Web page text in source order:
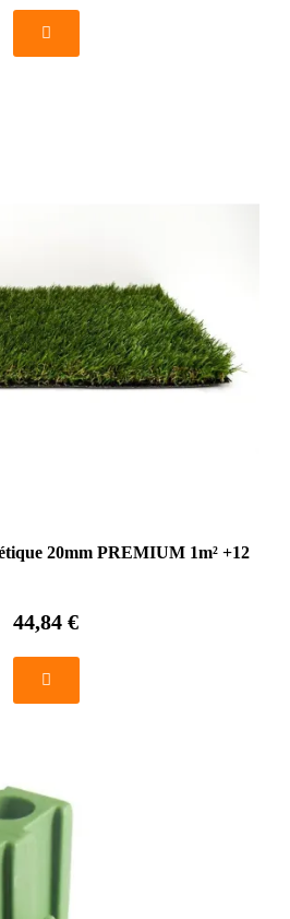
20mm PREMIUM 1m² +12
44,84 €